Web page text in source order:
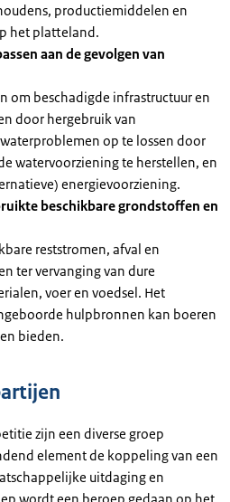
productiemiddelen en
het platteland.
aan de gevolgen van
om beschadigde infrastructuur en
door hergebruik van
op te lossen door
watervoorziening te herstellen, en
energievoorziening.
beschikbare grondstoffen en
reststromen, afval en
ter vervanging van dure
voer en voedsel. Het
hulpbronnen kan boeren
bieden.
zijn een diverse groep
element de koppeling van een
uitdaging en